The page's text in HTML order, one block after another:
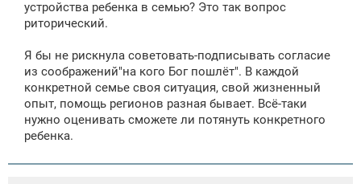
устройства ребенка в семью? Это так вопрос
риторический.
Я бы не рискнула советовать-подписывать согласие
из соображений"на кого Бог пошлёт". В каждой
конкретной семье своя ситуация, свой жизненный
опыт, помощь регионов разная бывает. Всё-таки
нужно оценивать сможете ли потянуть конкретного
ребенка.